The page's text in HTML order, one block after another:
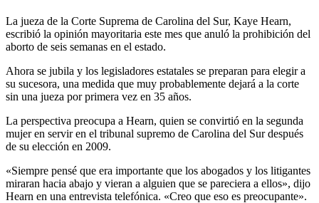
La jueza de la Corte Suprema de Carolina del Sur, Kaye Hearn,
escribió la opinión mayoritaria este mes que anuló la prohibición del
aborto de seis semanas en el estado.
Ahora se jubila y los legisladores estatales se preparan para elegir a
su sucesora, una medida que muy probablemente dejará a la corte
sin una jueza por primera vez en 35 años.
La perspectiva preocupa a Hearn, quien se convirtió en la segunda
mujer en servir en el tribunal supremo de Carolina del Sur después
de su elección en 2009.
«Siempre pensé que era importante que los abogados y los litigantes
miraran hacia abajo y vieran a alguien que se pareciera a ellos», dijo
Hearn en una entrevista telefónica. «Creo que eso es preocupante».